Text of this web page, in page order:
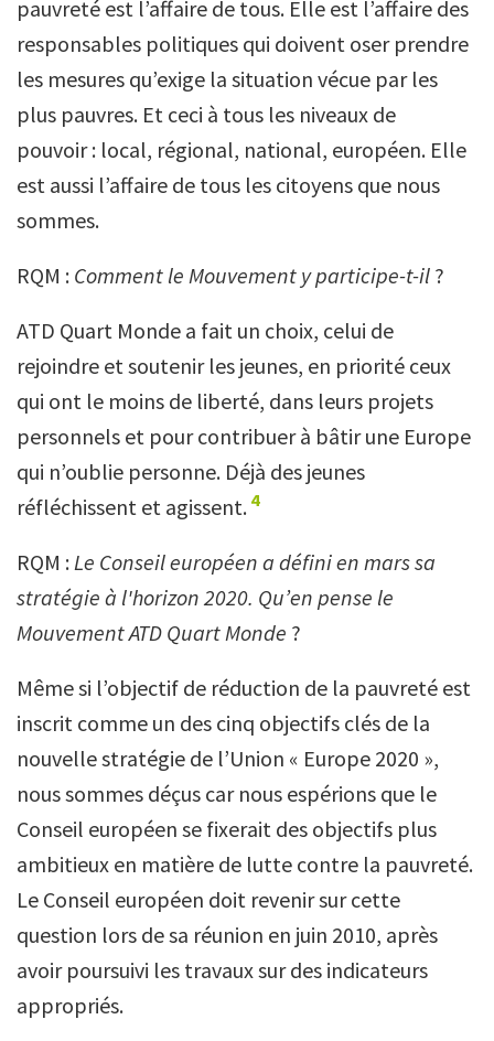
pauvreté est l’affaire de tous. Elle est l’affaire des
responsables politiques qui doivent oser prendre
les mesures qu’exige la situation vécue par les
plus pauvres. Et ceci à tous les niveaux de
pouvoir : local, régional, national, européen. Elle
est aussi l’affaire de tous les citoyens que nous
sommes.
RQM : Comment le Mouvement y participe-t-il ?
ATD Quart Monde a fait un choix, celui de
rejoindre et soutenir les jeunes, en priorité ceux
qui ont le moins de liberté, dans leurs projets
personnels et pour contribuer à bâtir une Europe
qui n’oublie personne. Déjà des jeunes
réfléchissent et agissent. 4
RQM :Le Conseil européen a défini en mars sa
stratégie à l'horizon 2020. Qu’en pense le
Mouvement ATD Quart Monde ?
Même si l’objectif de réduction de la pauvreté est
inscrit comme un des cinq objectifs clés de la
nouvelle stratégie de l’Union « Europe 2020 »,
nous sommes déçus car nous espérions que le
Conseil européen se fixerait des objectifs plus
ambitieux en matière de lutte contre la pauvreté.
Le Conseil européen doit revenir sur cette
question lors de sa réunion en juin 2010, après
avoir poursuivi les travaux sur des indicateurs
appropriés.